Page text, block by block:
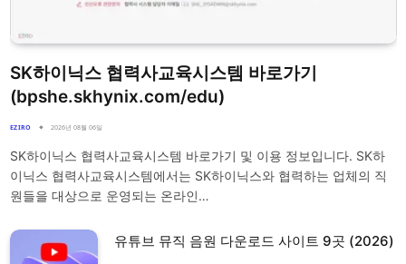
SK하이닉스 협력사교육시스템 바로가기
(bpshe.skhynix.com/edu)
EZIRO 2026년 08월 06일
SK하이닉스 협력사교육시스템 바로가기 및 이용 정보입니다. SK하
이닉스 협력사교육시스템에서는 SK하이닉스와 협력하는 업체의 직
원들을 대상으로 운영되는 온라인…
유튜브 뮤직 음원 다운로드 사이트 9곳 (2026)